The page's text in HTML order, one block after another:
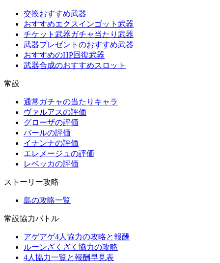
交換おすすめ武器
おすすめエクスインゴット武器
チケット武器ガチャ当たり武器
武器プレゼントのおすすめ武器
おすすめのHP回復武器
武器合成のおすすめスロット
常設
通常ガチャの当たりキャラ
ヴァルアスの評価
グローザの評価
バールの評価
イナンナの評価
エレメージュの評価
レベッカの評価
ストーリー攻略
島の攻略一覧
常設協力バトル
アゲアゲ4人協力の攻略と報酬
ルーンざくざく協力の攻略
4人協力一覧と報酬早見表